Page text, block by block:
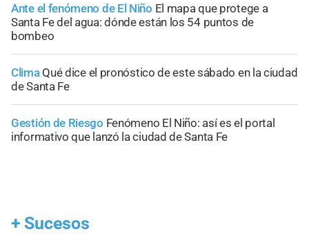
Ante el fenómeno de El Niño El mapa que protege a
Santa Fe del agua: dónde están los 54 puntos de
bombeo
Clima Qué dice el pronóstico de este sábado en la ciudad
de Santa Fe
Gestión de Riesgo Fenómeno El Niño: así es el portal
informativo que lanzó la ciudad de Santa Fe
+ Sucesos